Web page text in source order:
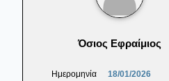
Όσιος Εφραίμιος
Ημερομηνία
18/01/2026